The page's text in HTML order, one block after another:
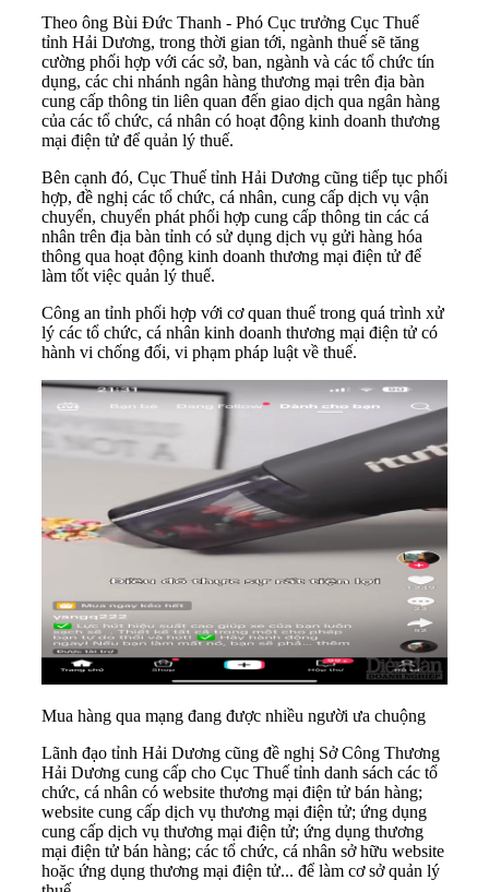
Theo ông Bùi Đức Thanh - Phó Cục trưởng Cục Thuế
tỉnh Hải Dương, trong thời gian tới, ngành thuế sẽ tăng
cường phối hợp với các sở, ban, ngành và các tổ chức tín
dụng, các chi nhánh ngân hàng thương mại trên địa bàn
cung cấp thông tin liên quan đến giao dịch qua ngân hàng
của các tổ chức, cá nhân có hoạt động kinh doanh thương
mại điện tử để quản lý thuế.
Bên cạnh đó, Cục Thuế tỉnh Hải Dương cũng tiếp tục phối
hợp, đề nghị các tổ chức, cá nhân, cung cấp dịch vụ vận
chuyển, chuyển phát phối hợp cung cấp thông tin các cá
nhân trên địa bàn tỉnh có sử dụng dịch vụ gửi hàng hóa
thông qua hoạt động kinh doanh thương mại điện tử để
làm tốt việc quản lý thuế.
Công an tỉnh phối hợp với cơ quan thuế trong quá trình xử
lý các tổ chức, cá nhân kinh doanh thương mại điện tử có
hành vi chống đối, vi phạm pháp luật về thuế.
Mua hàng qua mạng đang được nhiều người ưa chuộng
Lãnh đạo tỉnh Hải Dương cũng đề nghị Sở Công Thương
Hải Dương cung cấp cho Cục Thuế tỉnh danh sách các tổ
chức, cá nhân có website thương mại điện tử bán hàng;
website cung cấp dịch vụ thương mại điện tử; ứng dụng
cung cấp dịch vụ thương mại điện tử; ứng dụng thương
mại điện tử bán hàng; các tổ chức, cá nhân sở hữu website
hoặc ứng dụng thương mại điện tử... để làm cơ sở quản lý